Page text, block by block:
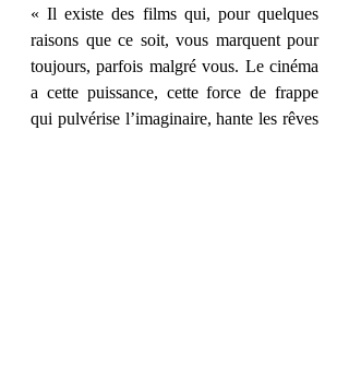
« Il existe des films qui, pour quelques
raisons que ce soit, vous marquent pour
toujours, parfois malgré vous. Le cinéma
a cette puissance, cette force de frappe
qui pulvérise l’imaginaire, hante les rêves